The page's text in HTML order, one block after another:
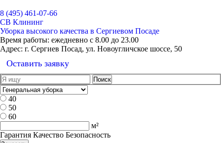
8 (495) 461-07-66
СВ Клининг
Уборка высокого качества в Сергиевом Посаде
Время работы: ежедневно с 8.00 до 23.00
Адрес: г. Сергиев Посад, ул. Новоугличское шоссе, 50
Оставить заявку
40
50
60
м²
Гарантия Качество Безопасность